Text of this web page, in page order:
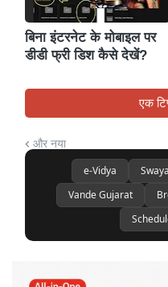
बिना इंटरनेट के मोबाइल पर
डीडी फ्री डिश कैसे देखें?
एक
और नया
e-Vidya
Vande Gujarat